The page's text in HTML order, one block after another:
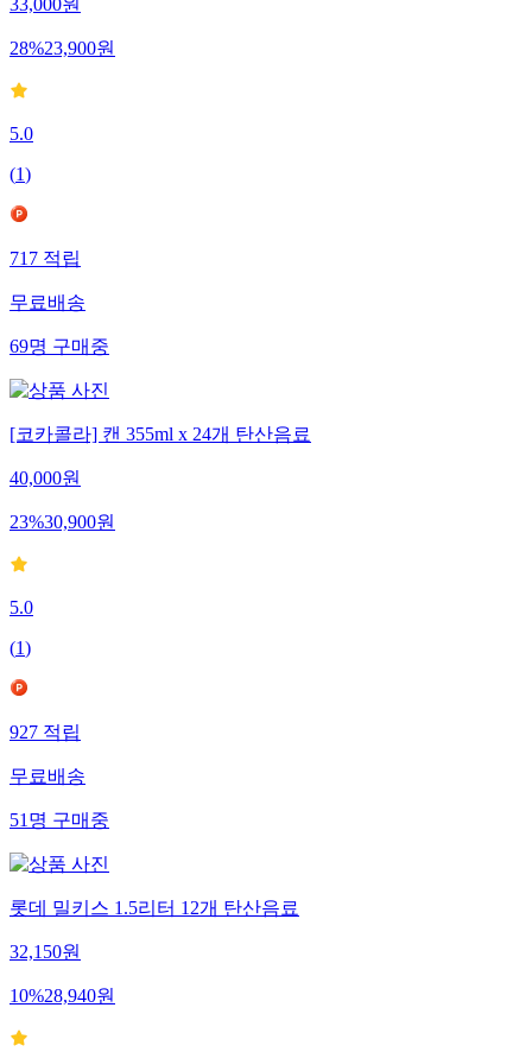
33,000원
28%23,900원
5.0
(1)
717적립
무료배송
69명구매중
[코카콜라] 캔 355ml x 24개 탄산음료
40,000원
23%30,900원
5.0
(1)
927적립
무료배송
51명구매중
롯데 밀키스 1.5리터 12개 탄산음료
32,150원
10%28,940원